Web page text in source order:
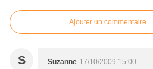
Ajouter un commentaire
S Suzanne 17/10/2009 15:00